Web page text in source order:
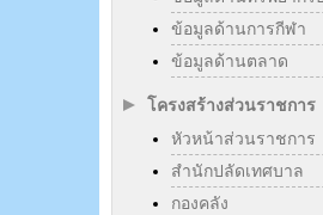
ข้อมูลด้านการกีฬา
ข้อมูลด้านตลาด
โครงสร้างส่วนราชการ
หัวหน้าส่วนราชการ
สำนักปลัดเทศบาล
กองคลัง